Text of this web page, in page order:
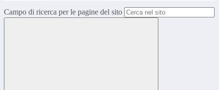
Campo di ricerca per le pagine del sito